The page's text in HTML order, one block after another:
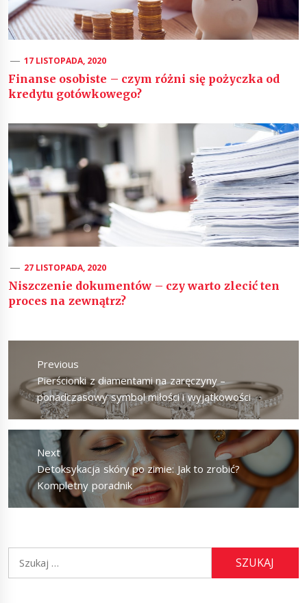
17 LISTOPADA, 2020
Finanse osobiste – czym różni się pożyczka od
kredytu gotówkowego?
27 LISTOPADA, 2020
Niszczenie dokumentów – czy warto zlecić ten
proces na zewnątrz?
Nawigacja
wpisuPrevious
Previous
post:
Pierścionki z diamentami na zaręczyny –
ponadczasowy symbol miłości i wyjątkowości
Next
Next
post:
Detoksykacja skóry po zimie: Jak to zrobić?
Kompletny poradnik